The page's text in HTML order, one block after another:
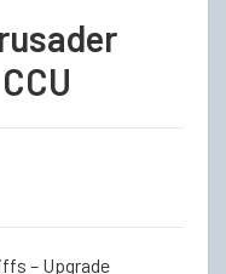
– Upgrade